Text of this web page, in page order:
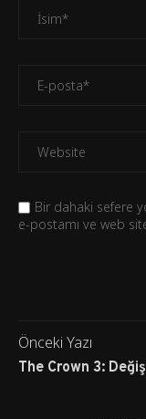
Bir dahaki sefere
e-postamı ve web
Önceki Yazı
The Crown 3: